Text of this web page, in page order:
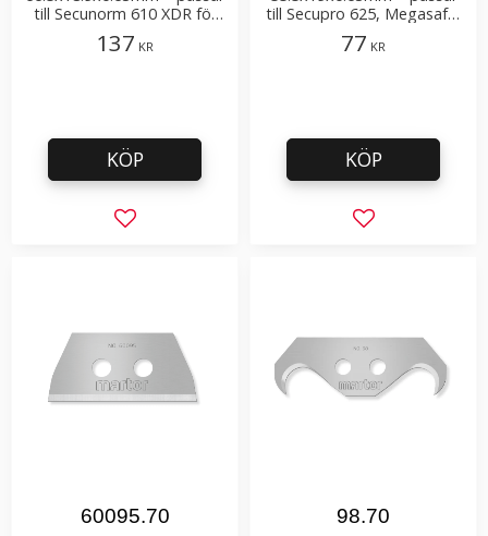
till Secunorm 610 XDR för
att öppna storsäckar
137 KR
Lägg till i favoriter
KÖP
till Secupro 625, Megasafe,
Maxisafe, Secunorm 525
77 KR
Lägg till i
KÖP
60095.70 98.70